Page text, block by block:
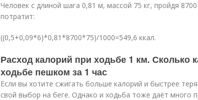
Человек с длиной шага 0,81 м, массой 75 кг, пройдя
потратит:
((0,5+0,09*6)*0,81*8700*75)/1000=549,6 ккал.
Расход калорий при ходьбе 1 км. Сколько
ходьбе пешком за 1 час
Если вы хотите сжигать больше калорий и быстрее
свой выбор на беге. Однако и ходьба тоже даёт много